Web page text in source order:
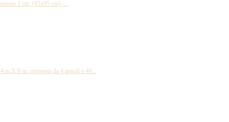
3 cm, (95x95 cm) -...
X 8 m. conposto da 4 angoli e 40...